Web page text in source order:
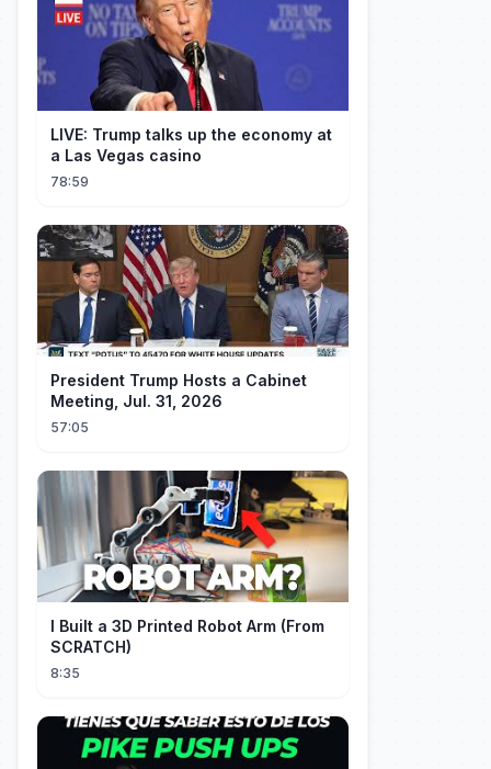
LIVE: Trump talks up the economy at
a Las Vegas casino
78:59
President Trump Hosts a Cabinet
Meeting, Jul. 31, 2026
57:05
I Built a 3D Printed Robot Arm (From
SCRATCH)
8:35